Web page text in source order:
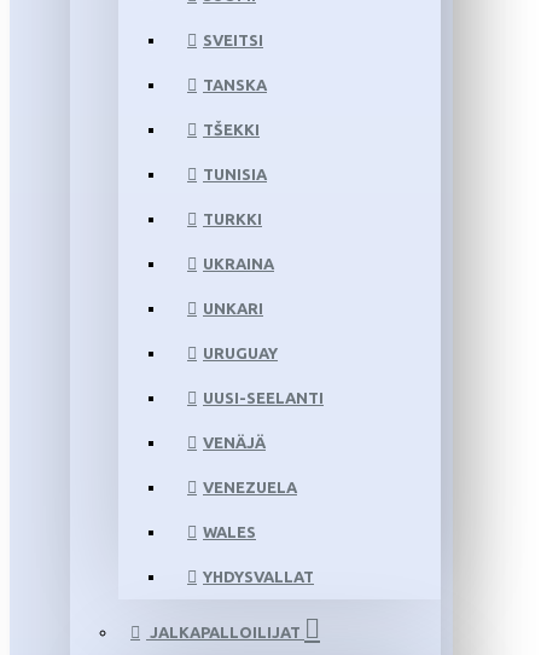
SVEITSI
TANSKA
TŠEKKI
TUNISIA
TURKKI
UKRAINA
UNKARI
URUGUAY
UUSI-SEELANTI
VENÄJÄ
VENEZUELA
WALES
YHDYSVALLAT
JALKAPALLOILIJAT